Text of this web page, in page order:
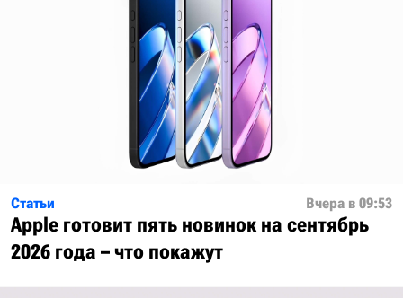
Статьи Вчера в 09:53
Apple готовит пять новинок на сентябрь
2026 года – что покажут